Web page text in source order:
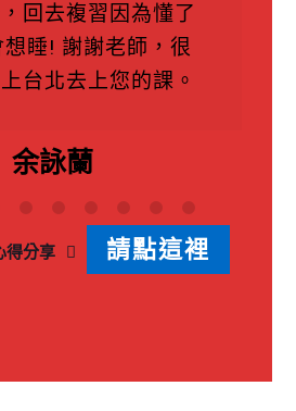
回去複習因為懂了
睡! 謝謝老師，很
台北去上您的課。
余詠蘭
得分享 請點這裡